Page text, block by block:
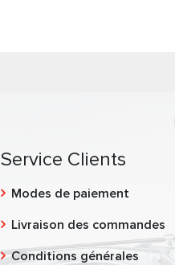
Service Clients
Modes de paiement
Livraison des commandes
Conditions générales